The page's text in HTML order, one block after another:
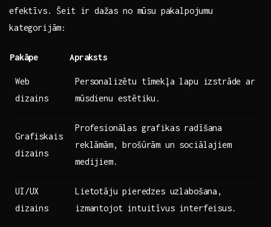
efektīvs. Šeit ir ⁣dažas no mūsu pakalpojumu
kategorijām:
Pakāpe Apraksts
Web
dizains
Personalizētu tīmekļa lapu ⁣izstrāde‍ ar
mūsdienu estētiku.
Grafiskais⁣
dizains
Profesionālas grafikas radīšana
reklāmām, brošūrām un sociālajiem
medijiem.
UI/UX⁤
dizains
Lietotāju⁤ pieredzes uzlabošana,
izmantojot intuitīvus interfeisus.